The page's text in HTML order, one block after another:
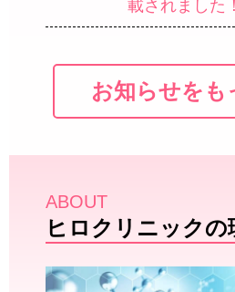
載されました！
お知らせをも
ABOUT
ヒロクリニックの